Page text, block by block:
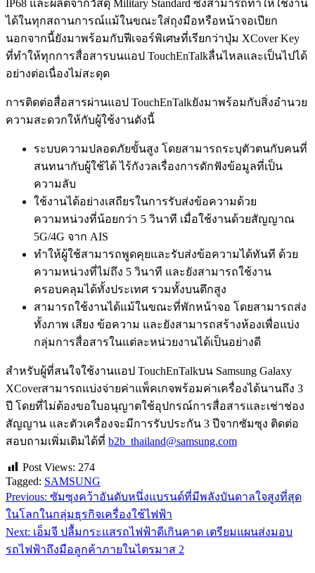
IP68 และผลิตจากวัสดุ Military Standard ซึ่งสามารถทำให้ใช้งาน
ได้ในทุกสถานการณ์แม้ในขณะใส่ถุงมือหรือหน้าจอเปียก
นอกจากนี้ยังมาพร้อมกับฟีเจอร์พิเศษที่เรียกว่าปุ่ม XCover Key
ที่ทำให้ทุกการสื่อสารบนแอป TouchEnTalkลื่นไหลและเป็นไปได้
อย่างต่อเนื่องไม่สะดุด
การติดต่อสื่อสารผ่านแอป TouchEnTalkยังมาพร้อมกับสิ่งอำนวย
ความสะดวกให้กับผู้ใช้งานดังนี้
ระบบความปลอดภัยขั้นสูง โดยสามารถระบุตัวตนกับคนที่
สนทนากับผู้ใช้ได้ ไร้กังวลเรื่องการดักฟังข้อมูลที่เป็น
ความลับ
ใช้งานได้อย่างเสถียรในการรับส่งข้อความด้วย
ความหน่วงที่น้อยกว่า 5 วินาที เมื่อใช้งานด้วยสัญญาณ
5G/4G จาก AIS
ทำให้ผู้ใช้สามารถพูดคุยและรับส่งข้อความได้ทันที ด้วย
ความหน่วงที่ไม่ถึง 5 วินาที และยังสามารถใช้งาน
ครอบคลุมได้ทั้งประเทศ รวมทั้งบนตึกสูง
สามารถใช้งานได้แม้ในขณะที่พักหน้าจอ โดยสามารถส่ง
ทั้งภาพ เสียง ข้อความ และยังสามารถสร้างห้องเพื่อแบ่ง
กลุ่มการสื่อสารในแต่ละหน่วยงานได้เป็นอย่างดี
สำหรับผู้ที่สนใจใช้งานแอป TouchEnTalkบน Samsung Galaxy
XCoverสามารถแบ่งจ่ายค่าแพ็คเกจพร้อมค่าเครื่องได้นานถึง 3
ปี โดยที่ไม่ต้องขอใบอนุญาตใช้อุปกรณ์การสื่อสารและเช่าช่อง
สัญญาน และตัวเครื่องจะมีการรับประกัน 3 ปีจากซัมซุง ติดต่อ
สอบถามเพิ่มเติมได้ที่ b2b_thailand@samsung.com
Post Views: 274
Tagged: SAMSUNG
แนะแนว
เรื่อง
Previous: ซัมซุงคว้าอันดับหนึ่งแบรนด์ที่มีพลังบันดาลใจสูงที่สุด
ในโลกในกลุ่มธุรกิจเครื่องใช้ไฟฟ้า
Next: เอ็มจี ปลื้มกระแสรถไฟฟ้าดีเกินคาด เตรียมแผนส่งมอบ
รถไฟฟ้าถึงมือลูกค้าภายในไตรมาส 2